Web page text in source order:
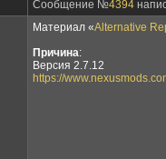
Сообщение №4394
Материал «Alternative
Причина:
Версия 2.7.12
https://